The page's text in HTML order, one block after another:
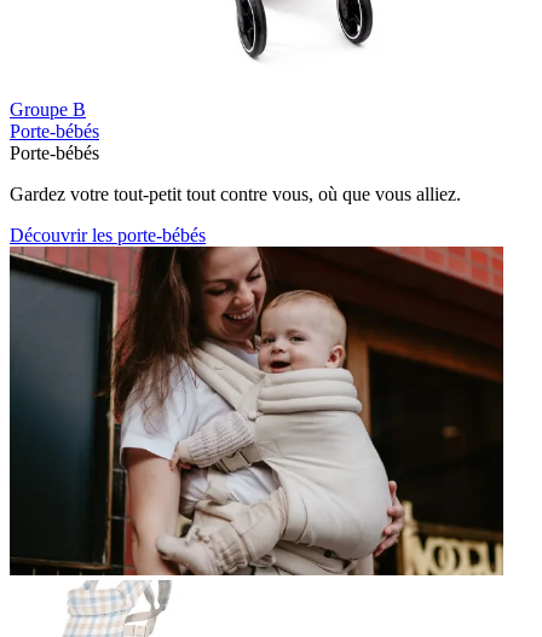
Groupe B
Porte-bébés
Porte-bébés
Gardez votre tout-petit tout contre vous, où que vous alliez.
Découvrir les porte-bébés